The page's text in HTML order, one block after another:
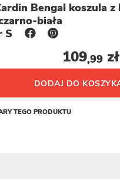
Bengal koszula
biała
S
109,99 zł
DODAJ DO
TEGO PRODUKTU